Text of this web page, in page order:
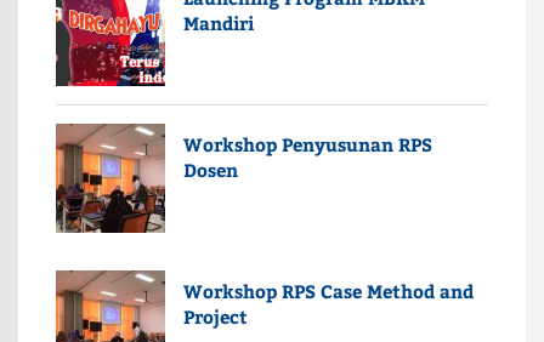
Mandiri
Workshop Penyusunan RPS
Dosen
Workshop RPS Case Method and
Project